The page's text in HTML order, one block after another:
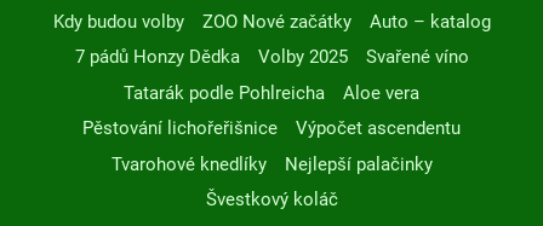
Kdy budou volby
ZOO Nové začátky
Auto – katalog
7 pádů Honzy Dědka
Volby 2025
Svařené víno
Tatarák podle Pohlreicha
Aloe vera
Pěstování lichořeřišnice
Výpočet ascendentu
Tvarohové knedlíky
Nejlepší palačinky
Švestkový koláč